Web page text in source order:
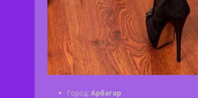
Город: Арбагар